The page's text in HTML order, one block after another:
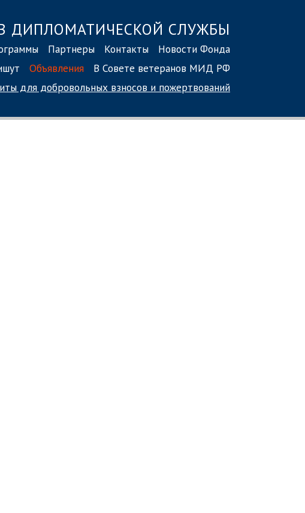
ДИПЛОМАТИЧЕСКОЙ СЛУЖБЫ
Партнеры Контакты
Новости Фонда
Объявления
В Совете ветеранов МИД РФ
для добровольных взносов и пожертвований